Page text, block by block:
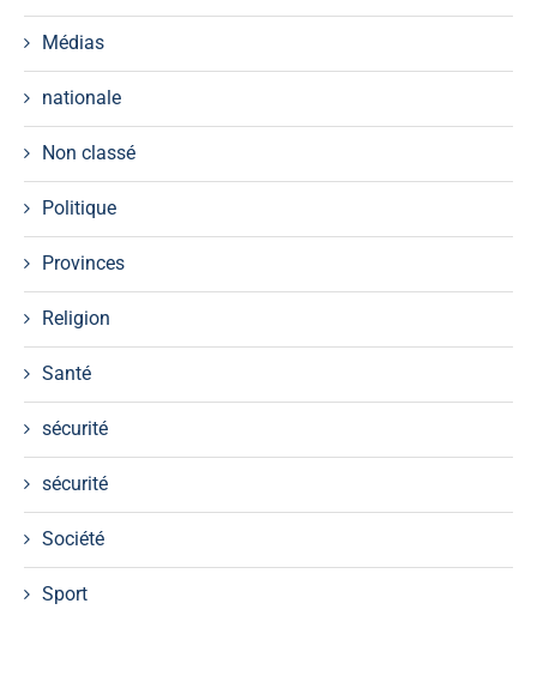
Médias
nationale
Non classé
Politique
Provinces
Religion
Santé
sécurité
sécurité
Société
Sport